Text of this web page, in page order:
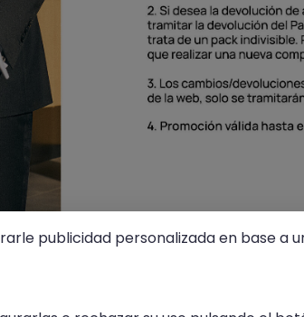
DE TRAJES
publicidad personalizada en base a